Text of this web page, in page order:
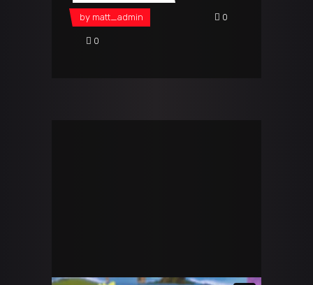
by matt_admin 0
0